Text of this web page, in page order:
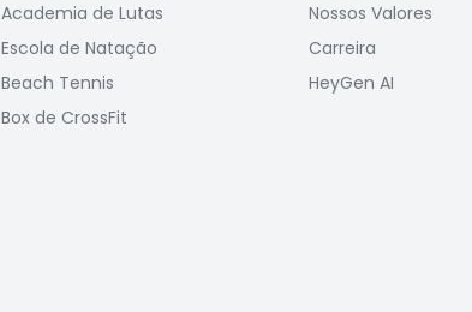
Academia de Lutas
Escola de Natação
Beach Tennis
Box de CrossFit
Nossos Valores
Carreira
HeyGen AI